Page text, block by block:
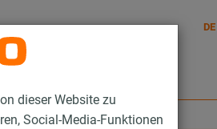
dieser Website zu
Social-Media-Funktionen
DE